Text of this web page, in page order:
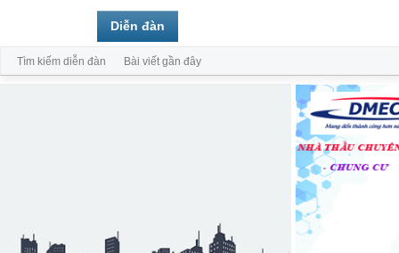
Diễn đàn
Tìm kiếm diễn đàn Bài viết gần đây